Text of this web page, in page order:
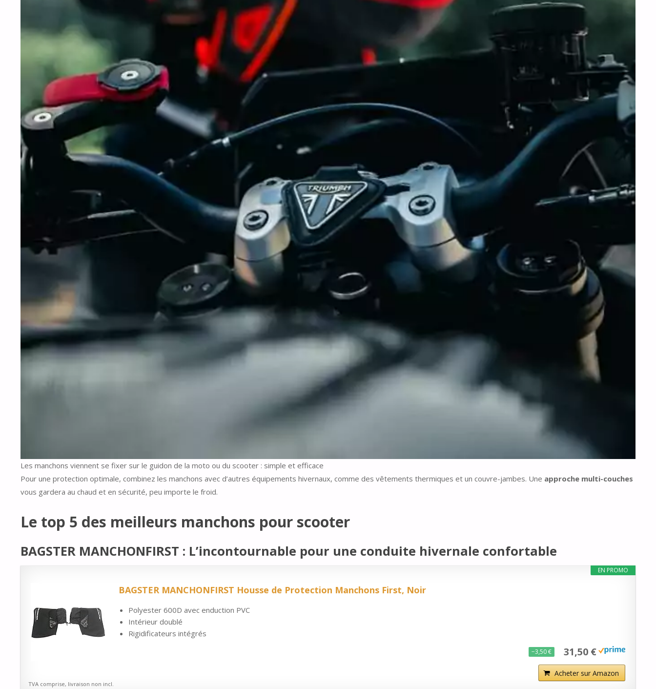
Les manchons viennent se fixer sur le guidon de la moto ou du scooter : simple et efficace
Pour une protection optimale, combinez les manchons avec d’autres équipements hivernaux, comme des vêtements thermiques et un couvre-jambes. Une approche multi-couches
vous gardera au chaud et en sécurité, peu importe le froid.
Le top 5 des meilleurs manchons pour scooter
BAGSTER MANCHONFIRST : L’incontournable pour une conduite hivernale confortable
EN PROMO
BAGSTER MANCHONFIRST Housse de Protection Manchons First, Noir
Polyester 600D avec enduction PVC
Intérieur doublé
Rigidificateurs intégrés
−3,50 € 31,50 €
Acheter sur Amazon
TVA comprise, livraison non incl.